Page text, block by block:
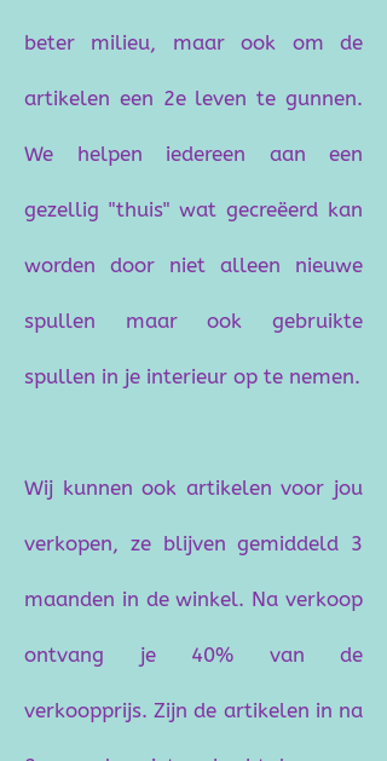
beter milieu, maar ook om de
artikelen een 2e leven te gunnen.​
We helpen iedereen aan een
gezellig "thuis" wat gecreëerd kan
worden door niet alleen nieuwe
spullen maar ook gebruikte
spullen in je interieur op te nemen.
Wij kunnen ook artikelen voor jou
verkopen, ze blijven gemiddeld 3
maanden in de winkel.​ Na verkoop
ontvang je 40% van de
verkoopprijs. Zijn de artikelen in na